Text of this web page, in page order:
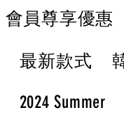
會員尊享優惠
最新款式
2024 Summer